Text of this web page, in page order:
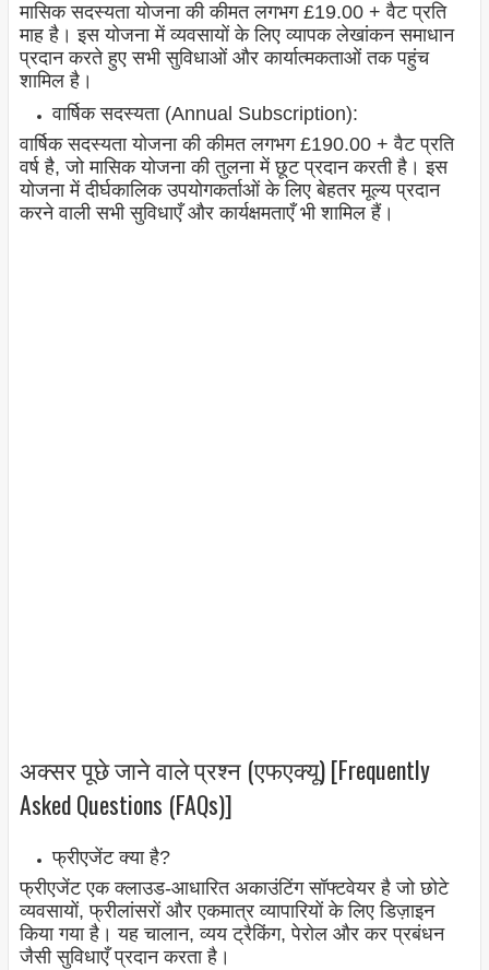
मासिक सदस्यता योजना की कीमत लगभग £19.00 + वैट प्रति
माह है। इस योजना में व्यवसायों के लिए व्यापक लेखांकन समाधान
प्रदान करते हुए सभी सुविधाओं और कार्यात्मकताओं तक पहुंच
शामिल है।
वार्षिक सदस्यता (Annual Subscription):
वार्षिक सदस्यता योजना की कीमत लगभग £190.00 + वैट प्रति
वर्ष है, जो मासिक योजना की तुलना में छूट प्रदान करती है। इस
योजना में दीर्घकालिक उपयोगकर्ताओं के लिए बेहतर मूल्य प्रदान
करने वाली सभी सुविधाएँ और कार्यक्षमताएँ भी शामिल हैं।
अक्सर पूछे जाने वाले प्रश्न (एफएक्यू) [Frequently
Asked Questions (FAQs)]
फ्रीएजेंट क्या है?
फ्रीएजेंट एक क्लाउड-आधारित अकाउंटिंग सॉफ्टवेयर है जो छोटे
व्यवसायों, फ्रीलांसरों और एकमात्र व्यापारियों के लिए डिज़ाइन
किया गया है। यह चालान, व्यय ट्रैकिंग, पेरोल और कर प्रबंधन
जैसी सुविधाएँ प्रदान करता है।